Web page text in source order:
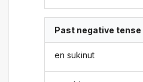
Past negative tense
en sukinut